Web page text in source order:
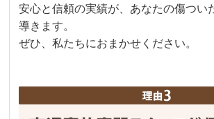
安心と信頼の実績が、あなたの傷つい
導きます。
ぜひ、私たちにおまかせください。